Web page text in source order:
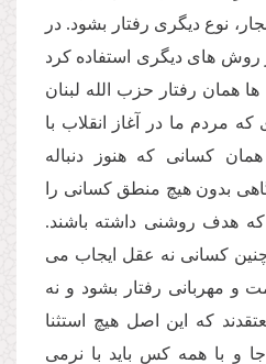
نوع دیگرى رفتار بشود. در
از روش هاى دیگرى استفاده كرد
همان رفتار حزب الله لبنان
مردم ما در آغاز انقلاب با
كسانى كه هنوز دنباله
بدون هیچ منطق كسانى را
كه هدف روشنى داشته باشند.
كسانى نه عقل ایجاب مى
و مهربانى رفتار بشود و نه
كه این اصل هیچ استثنا
و با همه كس باید با نرمى